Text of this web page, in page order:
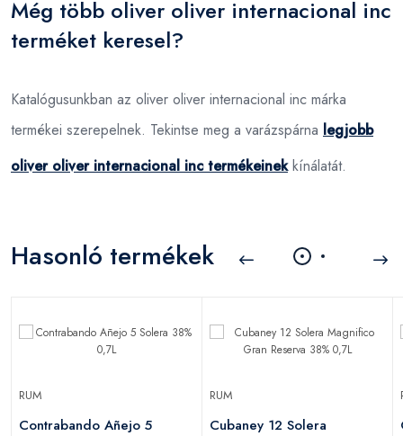
Még több oliver oliver internacional inc
terméket keresel?
Katalógusunkban az oliver oliver internacional inc márka
termékei szerepelnek. Tekintse meg a varázspárna legjobb
oliver oliver internacional inc termékeinekkínálatát.
Hasonló termékek
RUM
Contrabando Añejo 5
RUM
Cubaney 12 Solera